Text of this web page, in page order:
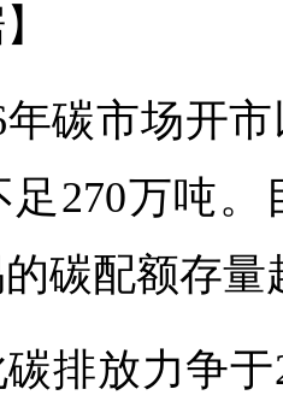
年碳市场开
足270万吨
碳配额存量
排放力争